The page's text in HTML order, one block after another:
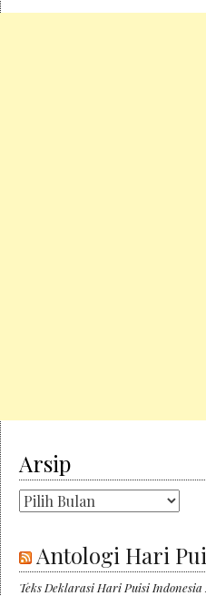
Arsip
Arsip
Antologi Hari
Teks Deklarasi Hari Puisi